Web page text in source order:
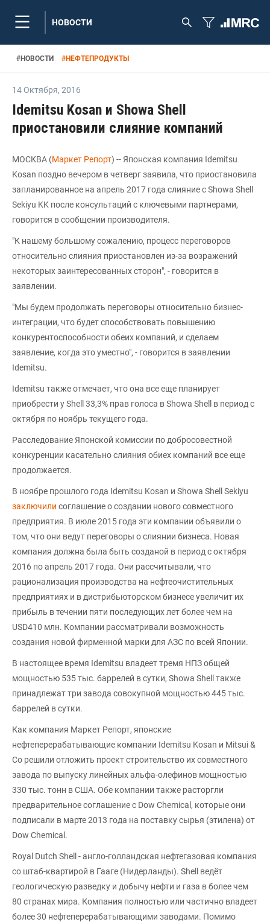
НОВОСТИ
#НОВОСТИ #НЕФТЕПРОДУКТЫ
14 Октября, 2016
Idemitsu Kosan и Showa Shell
приостановили слияние компаний
MOCКВА (Mаркет Репорт) -- Японская компания Idemitsu
Kosan поздно вечером в четверг заявила, что приостановила
запланированное на апрель 2017 года слияние с Showa Shell
Sekiyu KK после консультаций с ключевыми партнерами,
говорится в сообщении производителя.
"К нашему большому сожалению, процесс переговоров
относительно слияния приостановлен из-за возражений
некоторых заинтересованных сторон", - говорится в
заявлении.
"Мы будем продолжать переговоры относительно бизнес-
интеграции, что будет способствовать повышению
конкурентоспособности обеих компаний, и сделаем
заявление, когда это уместно", - говорится в заявлении
Idemitsu.
Idemitsu также отмечает, что она все еще планирует
приобрести у Shell 33,3% прав голоса в Showa Shell в период с
октября по ноябрь текущего года.
Расследование Японской комиссии по добросовестной
конкуренции касательно слияния обиех компаний все еще
продолжается.
В ноябре прошлого года Idemitsu Kosan и Showa Shell Sekiyu
заключили соглашение о создании нового совместного
предприятия. В июле 2015 года эти компании объявили о
том, что они ведут переговоры о слиянии бизнеса. Новая
компания должна была быть созданой в период с октября
2016 по апрель 2017 года. Они рассчитывали, что
рационализация производства на нефтеочистительных
предприятиях и в дистрибьюторском бизнесе увеличит их
прибыль в течении пяти последующих лет более чем на
USD410 млн. Компании рассматривали возможность
создания новой фирменной марки для АЗС по всей Японии.
В настоящее время Idemitsu владеет тремя НПЗ общей
мощностью 535 тыс. баррелей в сутки, Showa Shell также
принадлежат три завода совокупной мощностью 445 тыс.
баррелей в сутки.
Как компания Маркет Репорт, японские
нефтеперерабатывающие компании Idemitsu Kosan и Mitsui &
Co решили отложить проект строительство их совместного
завода по выпуску линейных альфа-олефинов мощностью
330 тыс. тонн в США. Обе компании также расторгли
предварительное соглашение с Dow Chemical, которые они
подписали в марте 2013 года на поставку сырья (этилена) от
Dow Chemical.
Royal Dutch Shell - англо-голландская нефтегазовая компания
со штаб-квартирой в Гааге (Нидерланды). Shell ведёт
геологическую разведку и добычу нефти и газа в более чем
80 странах мира. Компания полностью или частично владеет
более 30 нефтеперерабатывающими заводами. Помимо